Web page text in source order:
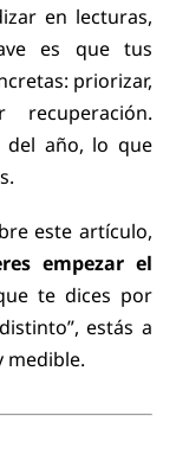
en lecturas,
es que tus
priorizar,
del año, lo que
este artículo,
empezar el
te dices por
estás a
medible.